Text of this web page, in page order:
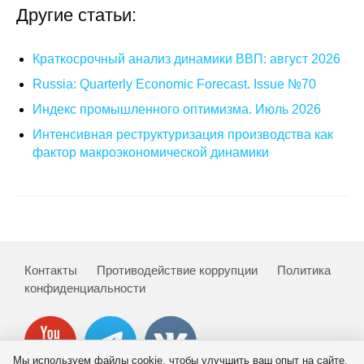
Другие статьи:
Краткосрочный анализ динамики ВВП: август 2026
Russia: Quarterly Economic Forecast. Issue №70
Индекс промышленного оптимизма. Июль 2026
Интенсивная реструктуризация производства как
фактор макроэкономической динамики
Контакты Противодействие коррупции
Политика
конфиденциальности
Мы используем файлы cookie, чтобы улучшить ваш опыт на сайте.